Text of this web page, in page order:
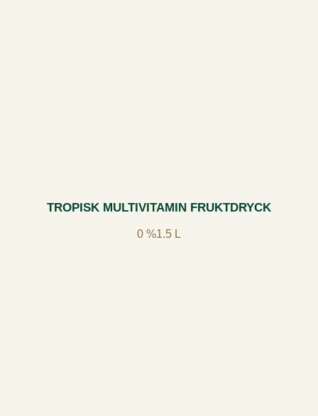
TROPISK MULTIVITAMIN FRUKTDRYCK
0 %1.5 L